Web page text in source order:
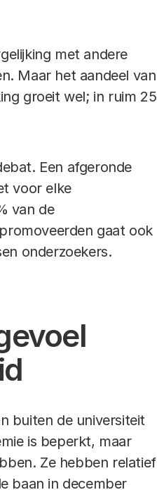
met andere
Maar het aandeel van
groeit wel; in ruim 25
Een afgeronde
voor elke
van de
gaat ook
onderzoekers.
buiten de universiteit
is beperkt, maar
Ze hebben relatief
baan in december